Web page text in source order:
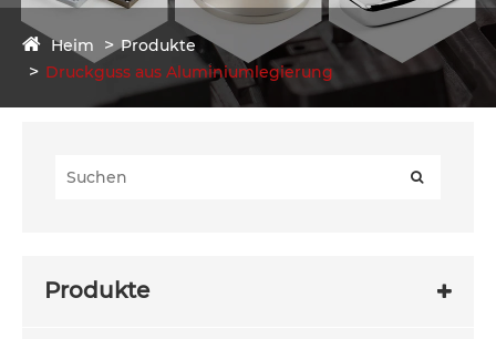
Heim
Produkte
Druckguss aus Aluminiumlegierung
Produkte